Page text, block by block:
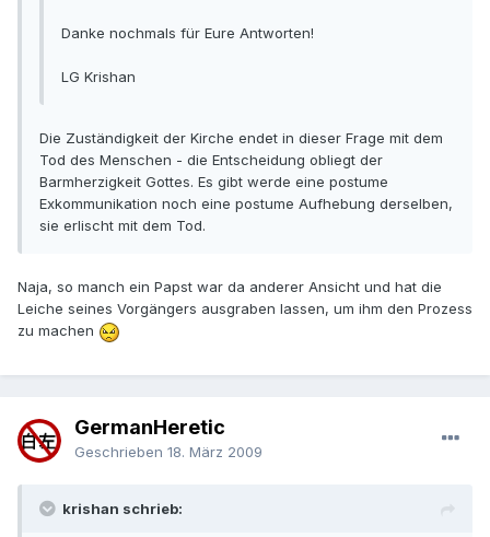
Danke nochmals für Eure Antworten!
LG Krishan
Die Zuständigkeit der Kirche endet in dieser Frage mit dem
Tod des Menschen - die Entscheidung obliegt der
Barmherzigkeit Gottes. Es gibt werde eine postume
Exkommunikation noch eine postume Aufhebung derselben,
sie erlischt mit dem Tod.
Naja, so manch ein Papst war da anderer Ansicht und hat die
Leiche seines Vorgängers ausgraben lassen, um ihm den Prozess
zu machen
GermanHeretic
Geschrieben 18. März 2009
krishan schrieb: